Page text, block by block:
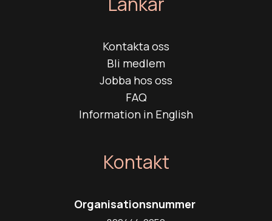
Kontakta oss
Bli medlem
Jobba hos oss
FAQ
Information in English
Kontakt
Organisationsnummer